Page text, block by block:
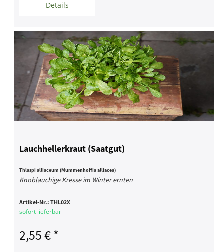
Details
Lauchhellerkraut (Saatgut)
Thlaspi alliaceum (Mummenhoffia alliacea)
Knoblauchige Kresse im Winter ernten
Artikel-Nr.:THL02X
sofort lieferbar
2,55 € *